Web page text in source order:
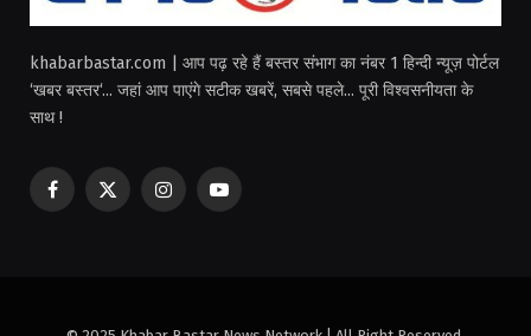
khabarbastar.com | आप पढ़ रहे हैं बस्तर संभाग का नंबर 1 हिन्दी न्यूज़ पोर्टल
‘खबर बस्तर‘... जहां आप पाएंगे सटीक खबरें, सबसे पहले... पूरी विश्वसनीयता के
साथ !
Facebook
X
InstagramYouTube